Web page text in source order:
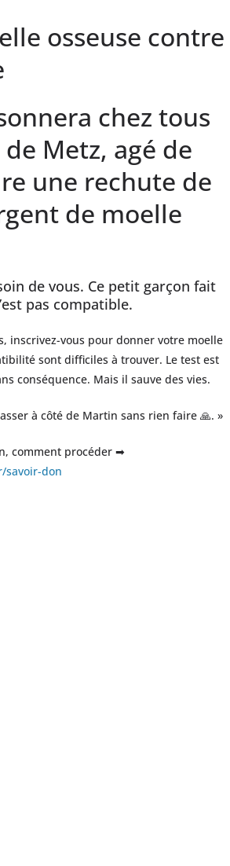
osseuse contre
chez tous
Metz, agé de
une rechute de
de moelle
de vous. Ce petit garçon fait
pas compatible.
inscrivez-vous pour donner votre moelle
sont difficiles à trouver. Le test est
conséquence. Mais il sauve des vies.
à côté de Martin sans rien faire 🙏. »
comment procéder ➡
savoir-don